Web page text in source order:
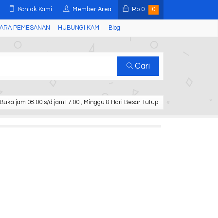
Kontak Kami Member Area Rp 0 0
PEMESANAN HUBUNGI KAMI Blog
Cari
Buka jam 08.00 s/d jam17.00 , Minggu & Hari Besar Tutup